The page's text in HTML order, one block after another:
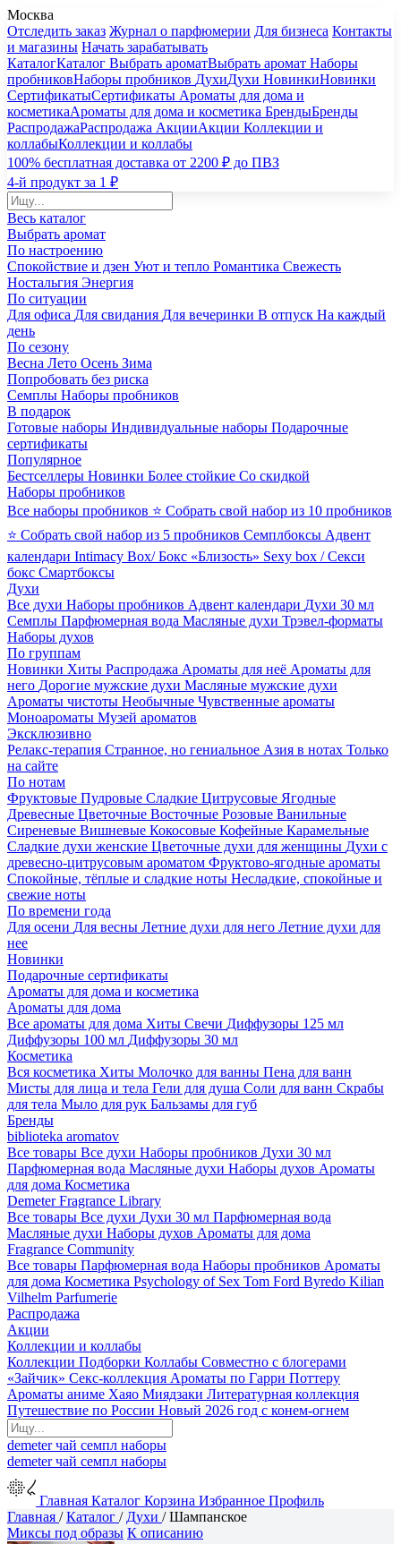
Москва
Отследить заказ Журнал о парфюмерии Для бизнеса Контакты
и магазины Начать зарабатывать
КаталогКаталог Выбрать ароматВыбрать аромат Наборы
пробниковНаборы пробников ДухиДухи НовинкиНовинки
СертификатыСертификаты Ароматы для дома и
косметикаАроматы для дома и косметика БрендыБренды
РаспродажаРаспродажа АкцииАкции Коллекции и
коллабыКоллекции и коллабы
100% бесплатная доставка от 2200 ₽ до ПВЗ
4-й продукт за 1 ₽
Весь каталог
Выбрать аромат
По настроению
Спокойствие и дзен Уют и тепло Романтика Свежесть
Ностальгия Энергия
По ситуации
Для офиса Для свидания Для вечеринки В отпуск На каждый
день
По сезону
Весна Лето Осень Зима
Попробовать без риска
Семплы Наборы пробников
В подарок
Готовые наборы Индивидуальные наборы Подарочные
сертификаты
Популярное
Бестселлеры Новинки Более стойкие Со скидкой
Наборы пробников
Все наборы пробников ⭐ Собрать свой набор из 10 пробников
⭐ Собрать свой набор из 5 пробников Семплбоксы Адвент
календари Intimacy Box/ Бокс «Близость» Sexy box / Секси
бокс Смартбоксы
Духи
Все духи Наборы пробников Адвент календари Духи 30 мл
Семплы Парфюмерная вода Масляные духи Трэвел-форматы
Наборы духов
По группам
Новинки Хиты Распродажа Ароматы для неё Ароматы для
него Дорогие мужские духи Масляные мужские духи
Ароматы чистоты Необычные Чувственные ароматы
Моноароматы Музей ароматов
Эксклюзивно
Релакс-терапия Странное, но гениальное Азия в нотах Только
на сайте
По нотам
Фруктовые Пудровые Сладкие Цитрусовые Ягодные
Древесные Цветочные Восточные Розовые Ванильные
Сиреневые Вишневые Кокосовые Кофейные Карамельные
Сладкие духи женские Цветочные духи для женщины Духи с
древесно-цитрусовым ароматом Фруктово-ягодные ароматы
Спокойные, тёплые и сладкие ноты Несладкие, спокойные и
свежие ноты
По времени года
Для осени Для весны Летние духи для него Летние духи для
нее
Новинки
Подарочные сертификаты
Ароматы для дома и косметика
Ароматы для дома
Все ароматы для дома Хиты Свечи Диффузоры 125 мл
Диффузоры 100 мл Диффузоры 30 мл
Косметика
Вся косметика Хиты Молочко для ванны Пена для ванн
Мисты для лица и тела Гели для душа Соли для ванн Скрабы
для тела Мыло для рук Бальзамы для губ
Бренды
biblioteka aromatov
Все товары Все духи Наборы пробников Духи 30 мл
Парфюмерная вода Масляные духи Наборы духов Ароматы
для дома Косметика
Demeter Fragrance Library
Все товары Все духи Духи 30 мл Парфюмерная вода
Масляные духи Наборы духов Ароматы для дома
Fragrance Community
Все товары Парфюмерная вода Наборы пробников Ароматы
для дома Косметика Psychology of Sex Tom Ford Byredo Kilian
Vilhelm Parfumerie
Распродажа
Акции
Коллекции и коллабы
Коллекции Подборки Коллабы Совместно с блогерами
«Зайчик» Секс-коллекция Ароматы по Гарри Поттеру
Ароматы аниме Хаяо Миядзаки Литературная коллекция
Путешествие по России Новый 2026 год с конем-огнем
demeterчай семпл наборы
demeterчай семпл наборы
Главная Каталог Корзина Избранное Профиль
Главная /Каталог / Духи /Шампанское
Миксы под образы К описанию